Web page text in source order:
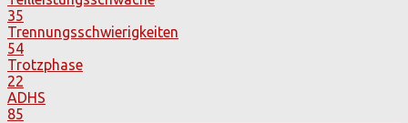
35
Trennungsschwierigkeiten
54
Trotzphase
22
ADHS
85